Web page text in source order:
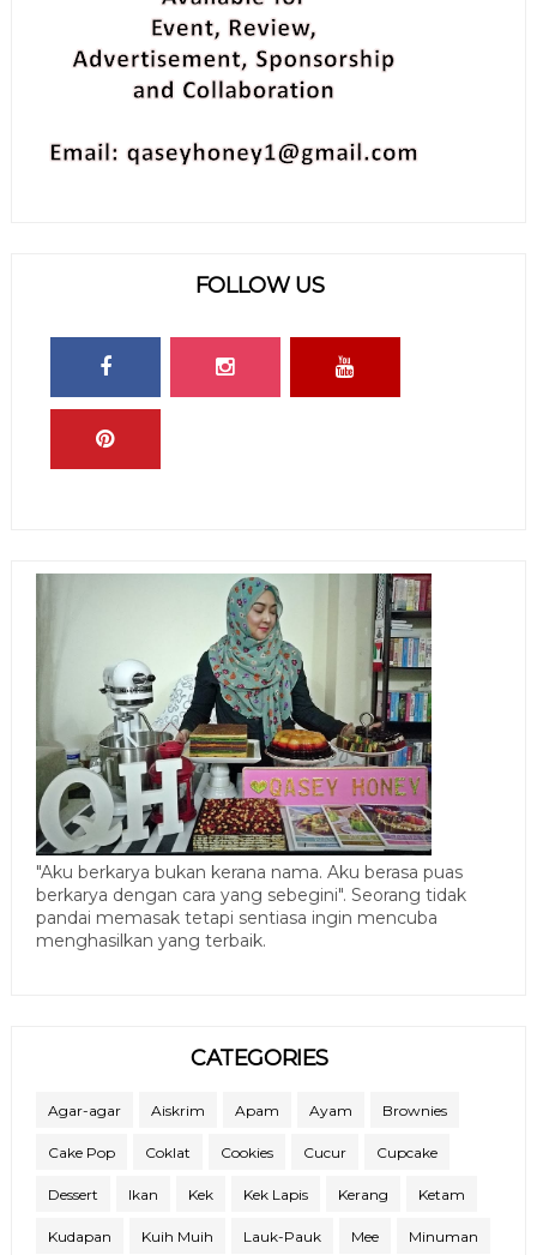
FOLLOW US
"Aku berkarya bukan kerana nama. Aku berasa puas
berkarya dengan cara yang sebegini". Seorang tidak
pandai memasak tetapi sentiasa ingin mencuba
menghasilkan yang terbaik.
CATEGORIES
Agar-agar Aiskrim Apam Ayam Brownies
Cake Pop Coklat Cookies Cucur Cupcake
Dessert Ikan Kek Kek Lapis Kerang Ketam
Kudapan Kuih Muih Lauk-Pauk Mee Minuman